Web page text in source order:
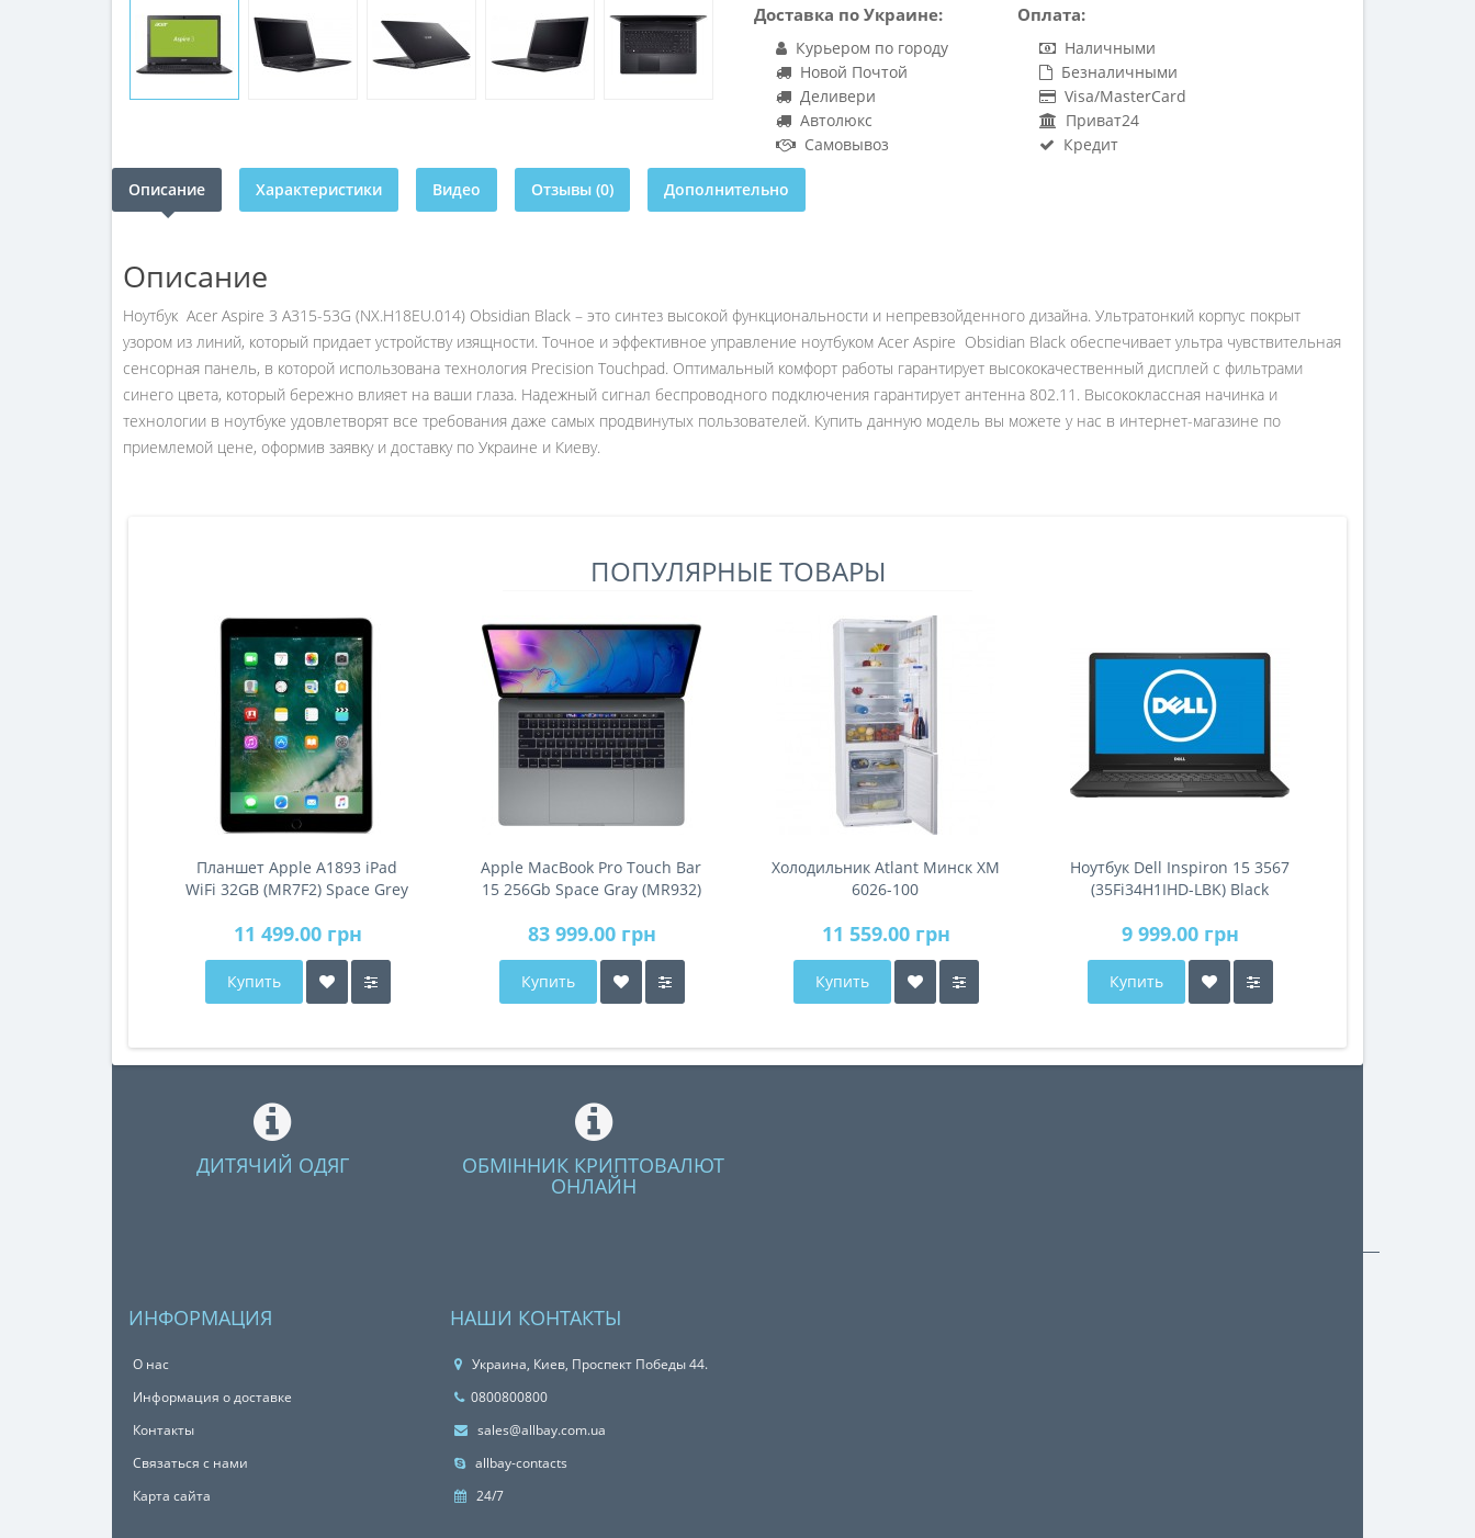
Доставка по Украине:
Курьером по городу
Новой Почтой
Деливери
Автолюкс
Самовывоз
Оплата:
Наличными
Безналичными
Visa/MasterCard
Приват24
Кредит
Описание Характеристики Видео Отзывы (0) Дополнительно
Описание
Ноутбук Acer Aspire 3 A315-53G (NX.H18EU.014) Obsidian Black – это синтез высокой функциональности и непревзойденного дизайна. Ультратонкий корпус покрыт
узором из линий, который придает устройству изящности. Точное и эффективное управление ноутбуком Acer Aspire Obsidian Black обеспечивает ультра чувствительная
сенсорная панель, в которой использована технология Precision Touchpad. Оптимальный комфорт работы гарантирует высококачественный дисплей с фильтрами
синего цвета, который бережно влияет на ваши глаза. Надежный сигнал беспроводного подключения гарантирует антенна 802.11. Высококлассная начинка и
технологии в ноутбуке удовлетворят все требования даже самых продвинутых пользователей. Купить данную модель вы можете у нас в интернет-магазине по
приемлемой цене, оформив заявку и доставку по Украине и Киеву.
ПОПУЛЯРНЫЕ ТОВАРЫ
Планшет Apple A1893 iPad
WiFi 32GB (MR7F2) Space Grey
11 499.00 грн
Купить
Apple MacBook Pro Touch Bar
15 256Gb Space Gray (MR932)
83 999.00 грн
Купить
Холодильник Atlant Минск ХМ
6026-100
11 559.00 грн
Купить
Ноутбук Dell Inspiron 15 3567
(35Fi34H1IHD-LBK) Black
9 999.00 грн
Купить
ДИТЯЧИЙ ОДЯГ ОБМІННИК КРИПТОВАЛЮТ
ОНЛАЙН
ИНФОРМАЦИЯ
О нас
Информация о доставке
Контакты
Связаться с нами
Карта сайта
НАШИ КОНТАКТЫ
Украина, Киев, Проспект Победы 44.
0800800800
sales@allbay.com.ua
allbay-contacts
24/7